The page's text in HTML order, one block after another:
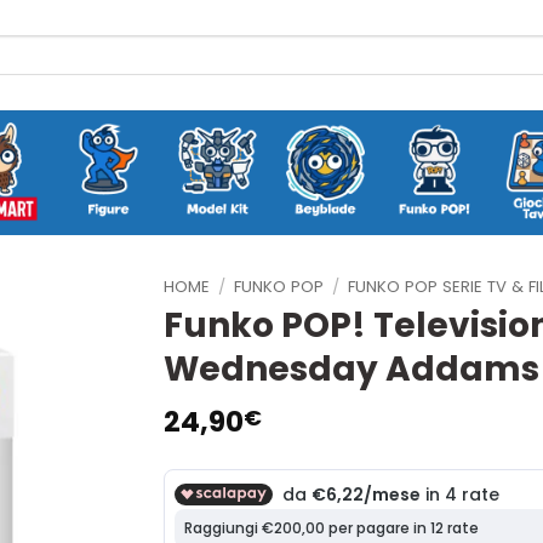
HOME / FUNKO POP / FUNKO POP SERIE TV &
Funko POP!
Wednesday Addams
24,90€